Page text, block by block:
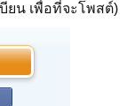
ยน เพื่อที่จะโพสต์)